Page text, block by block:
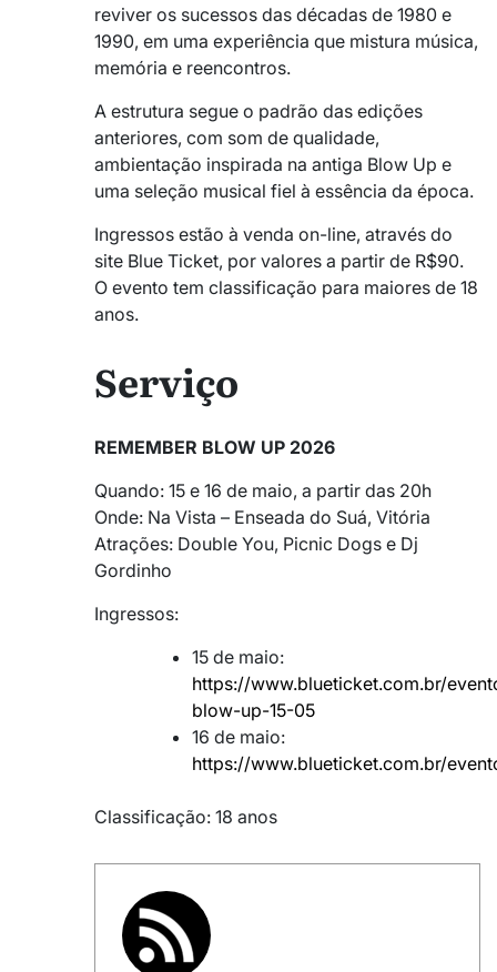
reviver os sucessos das décadas de 1980 e
1990, em uma experiência que mistura música,
memória e reencontros.
A estrutura segue o padrão das edições
anteriores, com som de qualidade,
ambientação inspirada na antiga Blow Up e
uma seleção musical fiel à essência da época.
Ingressos estão à venda on-line, através do
site Blue Ticket, por valores a partir de R$90.
O evento tem classificação para maiores de 18
anos.
Serviço
REMEMBER BLOW UP 2026
Quando: 15 e 16 de maio, a partir das 20h
Onde: Na Vista – Enseada do Suá, Vitória
Atrações: Double You, Picnic Dogs e Dj
Gordinho
Ingressos:
15 de maio:
https://www.blueticket.com.br/
blow-up-15-05
16 de maio:
https://www.blueticket.com.br/
Classificação: 18 anos